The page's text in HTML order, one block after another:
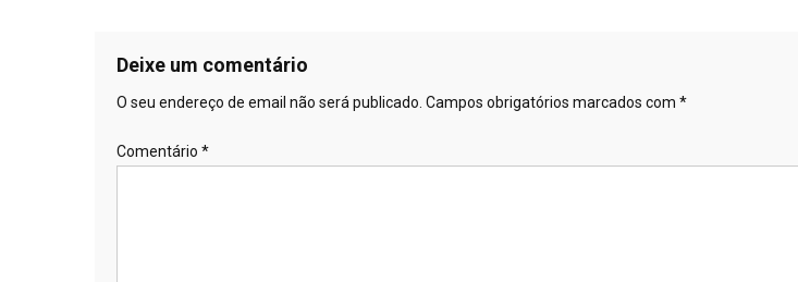
Deixe um comentário
O seu endereço de email não será publicado. Campos obrigatórios marcados com *
Comentário *